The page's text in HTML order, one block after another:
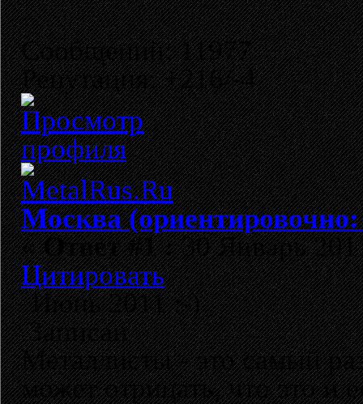
Сообщений: 11977
Репутация: +216/-4
Москва
«Ответ #1 :30 Январь
Цитировать
Июнь 2011 :-)
Записан
Металлисты - это самый
может отрицать, что это и